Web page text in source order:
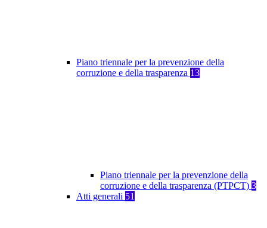
Piano triennale per la prevenzione della
corruzione e della trasparenza 13
Piano triennale per la prevenzione della
corruzione e della trasparenza (PTPCT) 3
Atti generali 51